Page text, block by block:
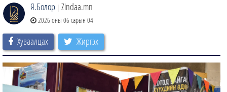
Я.Болор | Zindaa.mn
2026 оны 06 сарын 04
Хуваалцах Жиргэх